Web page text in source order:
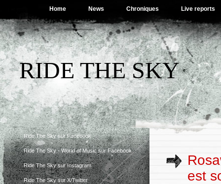
Home News Chroniques Live reports
RIDE THE SKY
Ride The Sky sur Facebook
Ride The Sky - World of Music sur Facebook
Ride The Sky sur Instagram
Ride The Sky sur X/Twitter
est